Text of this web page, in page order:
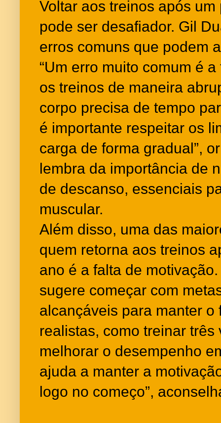
Voltar aos treinos após
pode ser desafiador. Gil
erros comuns que podem
“Um erro muito comum é
os treinos de maneira
corpo precisa de tempo
é importante respeitar os
carga de forma gradual”,
lembra da importância de
de descanso, essenciais
muscular.
Além disso, uma das
quem retorna aos treinos
ano é a falta de
sugere começar com
alcançáveis para manter o
realistas, como treinar
melhorar o desempenho
ajuda a manter a
logo no começo”,